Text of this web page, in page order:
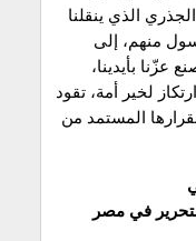
الذي ينقلنا
منهم، إلى
عزّنا بأيدينا،
لخير أمة، تقود
بقرارها المستمد من
في مصر